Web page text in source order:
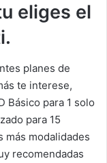
eliges el
planes de
te interese,
Básico para 1 solo
para 15
más modalidades
recomendadas